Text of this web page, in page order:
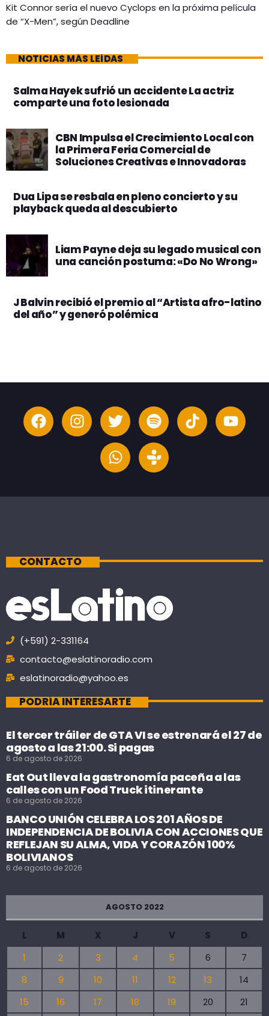
Kit Connor sería el nuevo Cyclops en la próxima película
de “X-Men”, según Deadline
NOTICIAS MÁS LEÍDAS
Salma Hayek sufrió un accidente La actriz
comparte una foto lesionada
CBN Impulsa el Crecimiento Local con
la Primera Feria Comercial de
Soluciones Creativas e Innovadoras
Dua Lipa se resbala en pleno concierto y su
playback queda al descubierto
Liam Payne deja su legado musical con
una canción postuma: «Do No Wrong»
J Balvin recibió el premio al “Artista afro-latino
del año” y generó polémica
CONTACTO
(+591) 2-331164
contacto@eslatinoradio.com
eslatinoradio@yahoo.es
PODRÍA INTERESARTE
El tercer tráiler de GTA VI se estrenará el 27 de
agosto a las 21:00. Si pagas
6 de agosto de 2026
Eat Out lleva la gastronomía paceña a las
calles con un Food Truck itinerante
6 de agosto de 2026
BANCO UNIÓN CELEBRA LOS 201 AÑOS DE
INDEPENDENCIA DE BOLIVIA CON ACCIONES QUE
REFLEJAN SU ALMA, VIDA Y CORAZÓN 100%
BOLIVIANOS
6 de agosto de 2026
AGOSTO 2022
L M X J V S
D
1
2 3 4 5 6
7
8
9 10 11 12 13
14
15
16 17 18 19 20 21